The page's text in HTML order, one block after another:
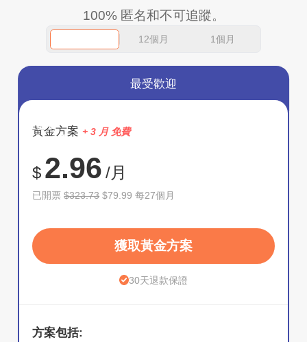
100% 匿名和不可追蹤。
12個月 1個月
節省
75%
最受歡迎
黃金方案 + 3 月 免費
$ 2.96 /月
已開票$323.73 $79.99 每27個月
獲取黃金方案
30天退款保證
方案包括: